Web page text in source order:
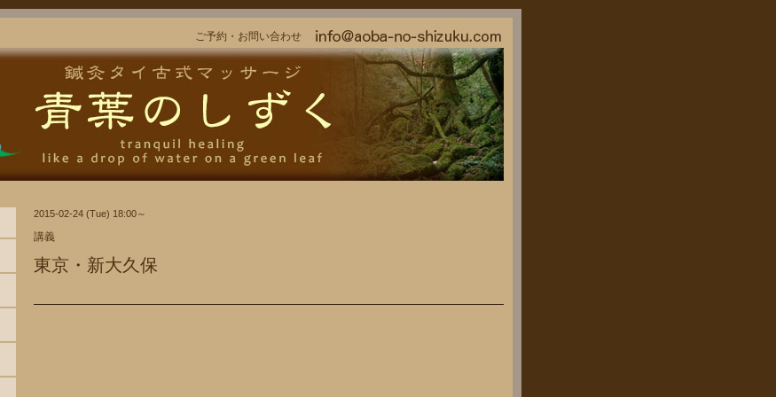
ご予約・お問い合わせ
2015-02-24 (Tue) 18:00～
講義
東京・新大久保